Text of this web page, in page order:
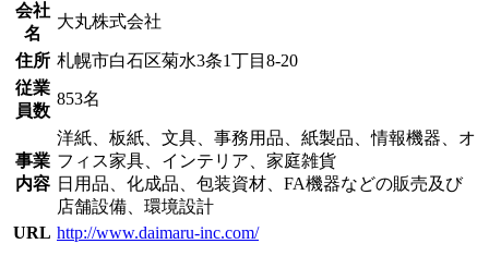
会社
名
大丸株式会社
住所 札幌市白石区菊水3条1丁目8-20
従業
員数
853名
事業
内容
洋紙、板紙、文具、事務用品、紙製品、情報機器、オ
フィス家具、インテリア、家庭雑貨
日用品、化成品、包装資材、FA機器などの販売及び
店舗設備、環境設計
URL http://www.daimaru-inc.com/